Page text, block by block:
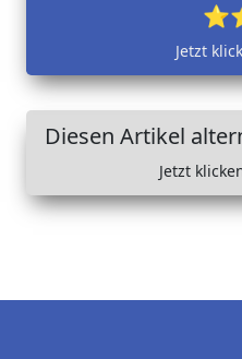
Jetzt
Diesen Artikel
Jetzt